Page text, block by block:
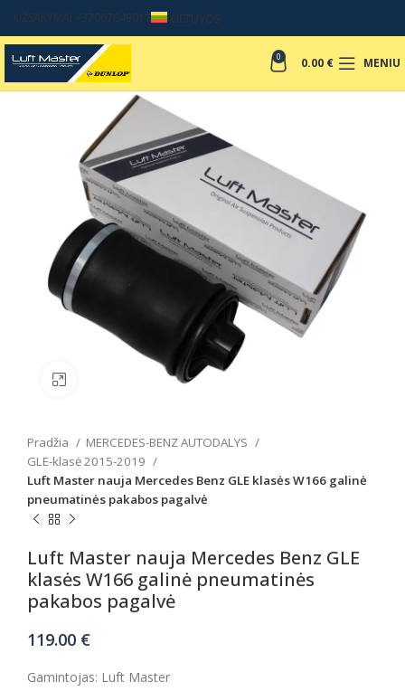
UŽSAKYMAI +37067049017 LIETUVOS
0 0.00 € MENIU
Padinti nuotrauką
Pradžia
MERCEDES-BENZ AUTODALYS
GLE-klasė 2015-2019
Luft Master nauja Mercedes Benz GLE klasės W166 galinė
pneumatinės pakabos pagalvė
Luft Master nauja Mercedes Benz GLE
klasės W166 galinė pneumatinės
pakabos pagalvė
119.00 €
Gamintojas: Luft Master